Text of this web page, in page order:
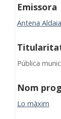
Emissora
Antena Aldaia
Pública
Nom
Lo màxim